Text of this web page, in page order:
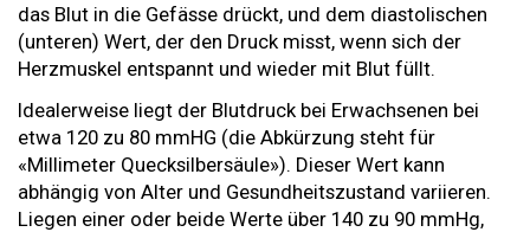
das Blut in die Gefässe drückt, und dem diastolischen
(unteren) Wert, der den Druck misst, wenn sich der
Herzmuskel entspannt und wieder mit Blut füllt.
Idealerweise liegt der Blutdruck bei Erwachsenen bei
etwa 120 zu 80 mmHG (die Abkürzung steht für
«Millimeter Quecksilbersäule»). Dieser Wert kann
abhängig von Alter und Gesundheitszustand variieren.
Liegen einer oder beide Werte über 140 zu 90 mmHg,